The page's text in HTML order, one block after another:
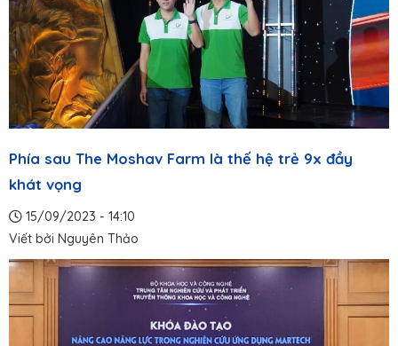
Phía sau The Moshav Farm là thế hệ trẻ 9x đầy
khát vọng
15/09/2023 - 14:10
Viết bởi Nguyên Thảo